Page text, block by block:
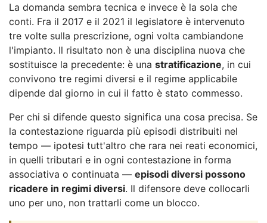
La domanda sembra tecnica e invece è la sola che
conti. Fra il 2017 e il 2021 il legislatore è intervenuto
tre volte sulla prescrizione, ogni volta cambiandone
l'impianto. Il risultato non è una disciplina nuova che
sostituisce la precedente: è una stratificazione, in cui
convivono tre regimi diversi e il regime applicabile
dipende dal giorno in cui il fatto è stato commesso.
Per chi si difende questo significa una cosa precisa. Se
la contestazione riguarda più episodi distribuiti nel
tempo — ipotesi tutt'altro che rara nei reati economici,
in quelli tributari e in ogni contestazione in forma
associativa o continuata — episodi diversi possono
ricadere in regimi diversi. Il difensore deve collocarli
uno per uno, non trattarli come un blocco.